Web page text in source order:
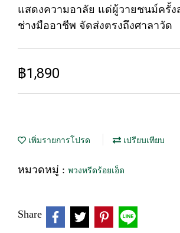
แสดงความอาลัย แด่ผู้วายชนม์ครั้ง
ช่างมืออาชีพ จัดส่งตรงถึงศาลาวัด
฿1,890
เพิ่มรายการโปรด เปรียบเทียบ
หมวดหมู่ : พวงหรีดร้อยเอ็ด
Share